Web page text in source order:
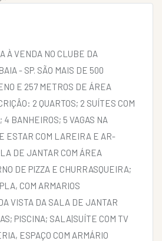
À VENDA NO CLUBE DA
- SP. SÃO MAIS DE 500
E 257 METROS DE ÁREA
2 QUARTOS; 2 SUÍTES COM
4 BANHEIROS; 5 VAGAS NA
ESTAR COM LAREIRA E AR-
DE JANTAR COM ÁREA
DE PIZZA E CHURRASQUEIRA;
COM ARMARIOS
VISTA DA SALA DE JANTAR
PISCINA; SALA|SUÍTE COM TV
ESPAÇO COM ARMÁRIO